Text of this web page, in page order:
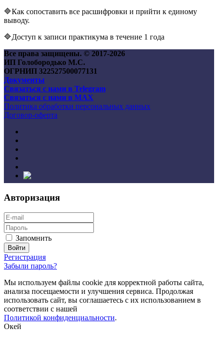
🔷Как сопоставить все расшифровки и прийти к единому
выводу.
🔷Доступ к записи практикума в течение 1 года
Все права защищены. © 2017-2026
ИП Голобородько М.С.
ОГРНИП 322527500077131
Документы
Связаться с нами в Telegram
Связаться с нами в MAX
Политика обработки персональных данных
Договор-оферта
Авторизация
Запомнить
Регистрация
Забыли пароль?
Мы используем файлы cookie для корректной работы сайта,
анализа посещаемости и улучшения сервиса. Продолжая
использовать сайт, вы соглашаетесь с их использованием в
соответствии с нашей
Политикой конфиденциальности.
Окей